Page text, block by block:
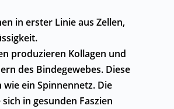
in erster Linie aus Zellen,
produzieren Kollagen und
des Bindegewebes. Diese
ein Spinnennetz. Die
in gesunden Faszien